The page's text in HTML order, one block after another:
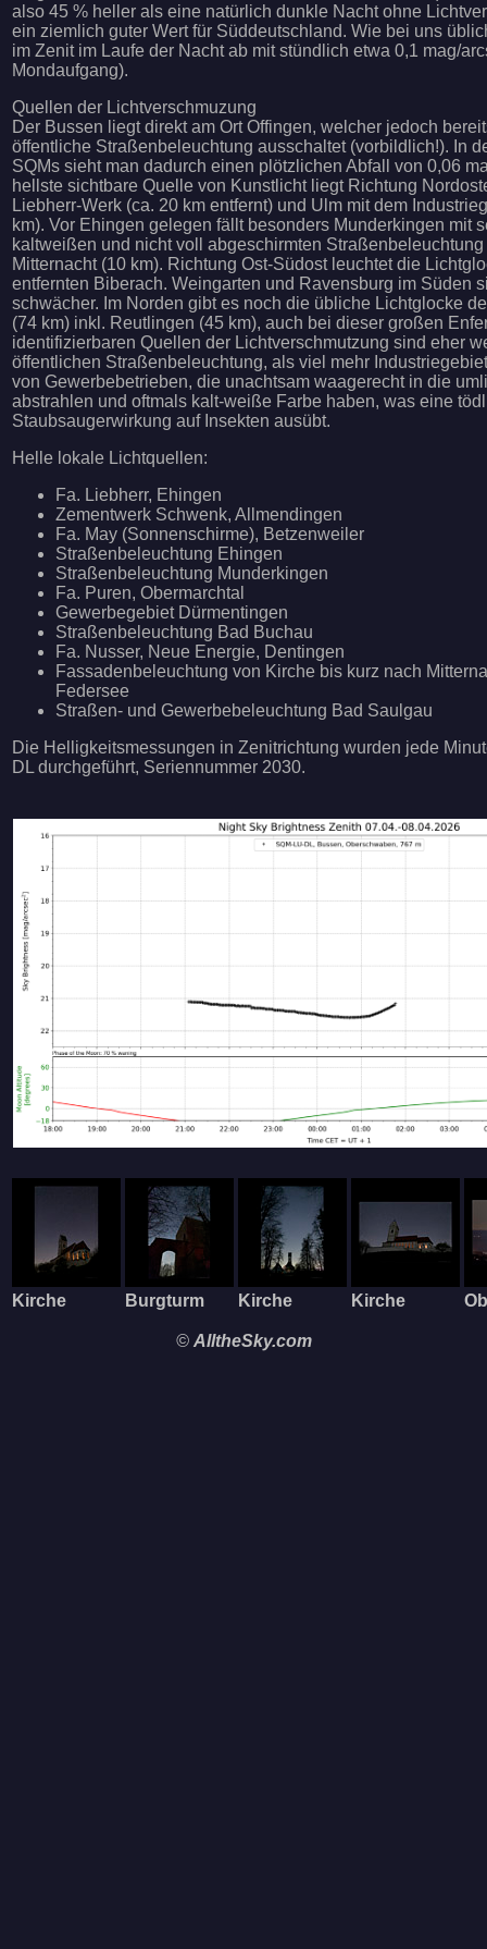
also 45 % heller als eine natürlich dunkle Nacht ohne
ein ziemlich guter Wert für Süddeutschland. Wie bei uns
im Zenit im Laufe der Nacht ab mit stündlich etwa 0,1 mag/
Mondaufgang).
Quellen der Lichtverschmuzung
Der Bussen liegt direkt am Ort Offingen, welcher jedoch
öffentliche Straßenbeleuchtung ausschaltet (vorbildlich!). In
SQMs sieht man dadurch einen plötzlichen Abfall von 0,06
hellste sichtbare Quelle von Kunstlicht liegt Richtung
Liebherr-Werk (ca. 20 km entfernt) und Ulm mit dem
km). Vor Ehingen gelegen fällt besonders Munderkingen mit
kaltweißen und nicht voll abgeschirmten
Mitternacht (10 km). Richtung Ost-Südost leuchtet die
entfernten Biberach. Weingarten und Ravensburg im Süden
schwächer. Im Norden gibt es noch die übliche Lichtglocke
(74 km) inkl. Reutlingen (45 km), auch bei dieser großen
identifizierbaren Quellen der Lichtverschmutzung sind eher
öffentlichen Straßenbeleuchtung, als viel mehr
von Gewerbebetrieben, die unachtsam waagerecht in die
abstrahlen und oftmals kalt-weiße Farbe haben, was eine
Staubsaugerwirkung auf Insekten ausübt.
Helle lokale Lichtquellen:
Fa. Liebherr, Ehingen
Zementwerk Schwenk, Allmendingen
Fa. May (Sonnenschirme), Betzenweiler
Straßenbeleuchtung Ehingen
Straßenbeleuchtung Munderkingen
Fa. Puren, Obermarchtal
Gewerbegebiet Dürmentingen
Straßenbeleuchtung Bad Buchau
Fa. Nusser, Neue Energie, Dentingen
Fassadenbeleuchtung von Kirche bis kurz nach
Federsee
Straßen- und Gewerbebeleuchtung Bad Saulgau
Die Helligkeitsmessungen in Zenitrichtung wurden jede
DL durchgeführt, Seriennummer 2030.
Kirche Burgturm Kirche Kirche
© AlltheSky.com